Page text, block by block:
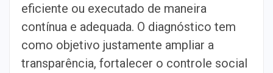
eficiente ou executado de maneira
contínua e adequada. O diagnóstico tem
como objetivo justamente ampliar a
transparência, fortalecer o controle social